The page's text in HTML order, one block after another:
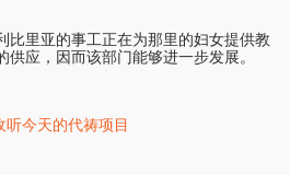
比里亚的事工正在为那里的妇女提供教
应，因而该部门能够进一步发展。
听今天的代祷项目